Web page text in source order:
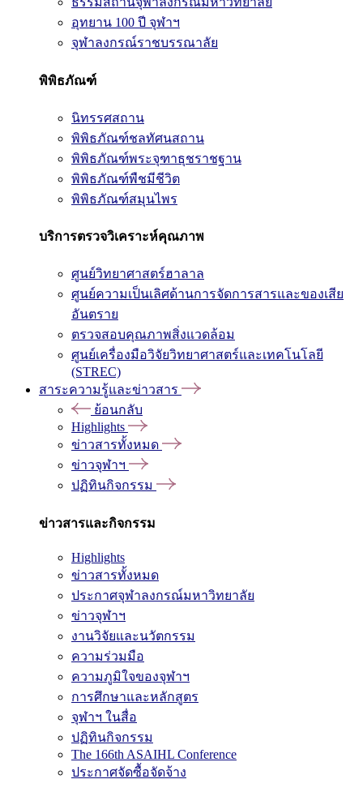
อุทยาน 100 ปี จุฬาฯ
จุฬาลงกรณ์ราชบรรณาลัย
พิพิธภัณฑ์
นิทรรศสถาน
พิพิธภัณฑ์ชลทัศนสถาน
พิพิธภัณฑ์พระจุฑาธุชราชฐาน
พิพิธภัณฑ์พืชมีชีวิต
พิพิธภัณฑ์สมุนไพร
บริการตรวจวิเคราะห์คุณภาพ
ศูนย์วิทยาศาสตร์ฮาลาล
ศูนย์ความเป็นเลิศด้านการจัดการสารและของเสีย
อันตราย
ตรวจสอบคุณภาพสิ่งแวดล้อม
ศูนย์เครื่องมือวิจัยวิทยาศาสตร์และเทคโนโลยี
(STREC)
สาระความรู้และข่าวสาร
ย้อนกลับ
Highlights
ข่าวสารทั้งหมด
ข่าวจุฬาฯ
ปฏิทินกิจกรรม
ข่าวสารและกิจกรรม
Highlights
ข่าวสารทั้งหมด
ประกาศจุฬาลงกรณ์มหาวิทยาลัย
ข่าวจุฬาฯ
งานวิจัยและนวัตกรรม
ความร่วมมือ
ความภูมิใจของจุฬาฯ
การศึกษาและหลักสูตร
จุฬาฯ ในสื่อ
ปฏิทินกิจกรรม
The 166th ASAIHL Conference
ประกาศจัดซื้อจัดจ้าง